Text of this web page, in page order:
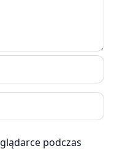
podczas